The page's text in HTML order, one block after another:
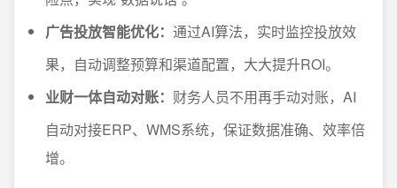
广告投放智能优化： 通过AI算法，实时监控投放效
果，自动调整预算和渠道配置，大大提升ROI。
业财一体自动对账： 财务人员不用再手动对账，AI
自动对接ERP、WMS系统，保证数据准确、效率倍
增。